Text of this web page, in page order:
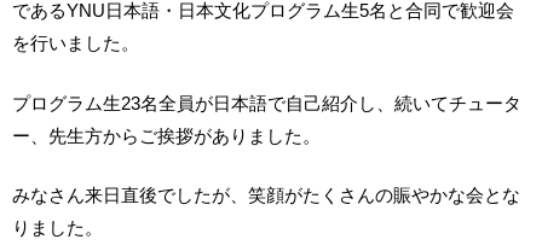
であるYNU日本語・日本文化プログラム生5名と合同で歓迎会
を行いました。
プログラム生23名全員が日本語で自己紹介し、続いてチュータ
ー、先生方からご挨拶がありました。
みなさん来日直後でしたが、笑顔がたくさんの賑やかな会とな
りました。